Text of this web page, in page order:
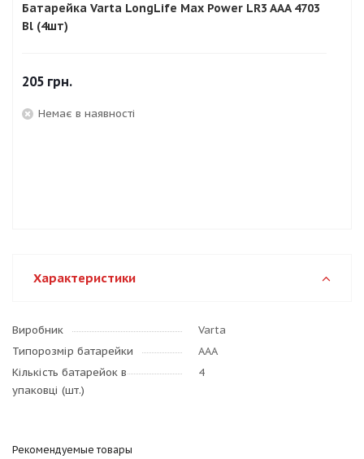
Батарейка Varta LongLife Max Power LR3 AAA 4703
Bl (4шт)
205 грн.
Немає в наявності
Характеристики
Виробник
Varta
Типорозмір батарейки
AAA
Кількість батарейок в
упаковці (шт.)
4
Рекомендуемые товары